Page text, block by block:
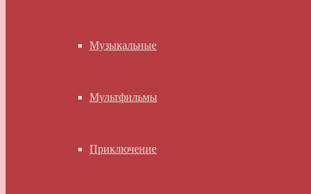
Музыкальные
Мультфильмы
Приключение